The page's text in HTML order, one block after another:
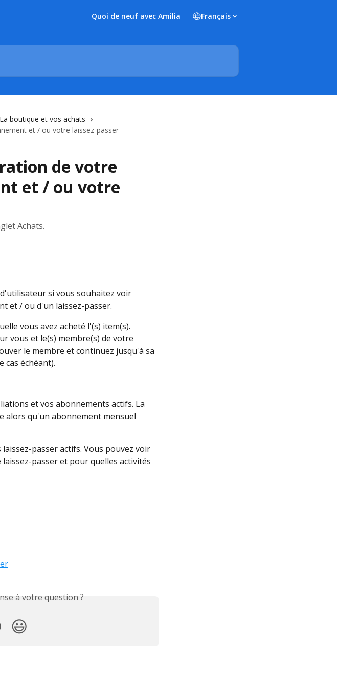
Quoi de neuf avec Amilia Français
La boutique et vos achats
et / ou votre laissez-passer
de votre
et / ou votre
Achats.
si vous souhaitez voir
et / ou d'un laissez-passer.
vous avez acheté l'(s) item(s).
vous et le(s) membre(s) de votre
le membre et continuez jusqu'à sa
cas échéant).
et vos abonnements actifs. La
alors qu'un abonnement mensuel
passer actifs. Vous pouvez voir
passer et pour quelles activités
à votre question ?
😃